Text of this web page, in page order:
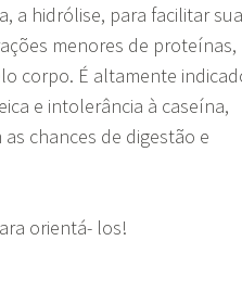
a hidrólise, para facilitar sua
menores de proteínas,
corpo. É altamente
e intolerância à caseína,
chances de digestão e
orientá- los!